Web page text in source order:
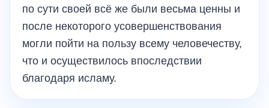
по сути своей всё же были весьма ценны и
после некоторого усовершенствования
могли пойти на пользу всему человечеству,
что и осуществилось впоследствии
благодаря исламу.